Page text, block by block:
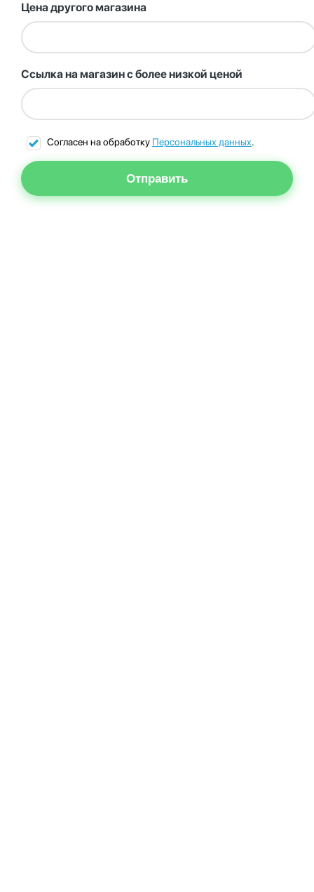
Цена другого магазина
Ссылка на магазин с более низкой ценой
Согласен на обработку Персональных данных.
Отправить